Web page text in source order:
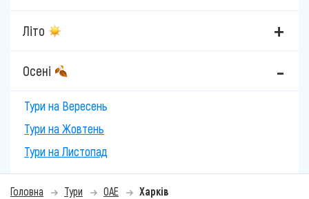
Літо
Осені
Тури на Вересень
Тури на Жовтень
Тури на Листопад
Головна Тури ОАЕ Харків